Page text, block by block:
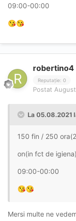
09:00-00:00
😘😘
robertino4
Reputație: 0
Postat
La 05.08.2021
150 fin / 250
on(in fct de
09:00-00:00
😘😘
Mersi multe ne